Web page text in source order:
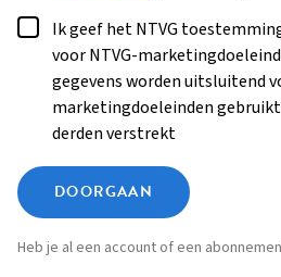
Ik geef het NTVG
voor NTVG-
gegevens worden uitsluitend
marketingdoeleinden
derden verstrekt
DOORGAAN
Heb je al een account of een